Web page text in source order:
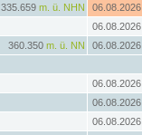
335.659 m. ü. NHN 06.08.2026
06.08.2026
360.350 m. ü. NN 06.08.2026
06.08.2026
06.08.2026
06.08.2026